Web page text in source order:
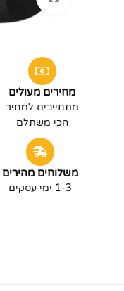
מחירים מעולים
מתחייבים למחיר
הכי משתלם
משלוחים מהירים
1-3 ימי עסקים